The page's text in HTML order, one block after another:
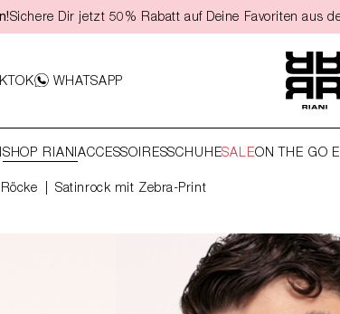
Sichere Dir jetzt 50% Rabatt auf Deine Favoriten aus
WHATSAPP
SHOP RIANIACCESSOIRESSCHUHESALEON THE GO
Röcke Satinrock mit Zebra-Print